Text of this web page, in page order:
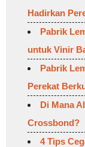
Hadirkan
Pabrik
untuk Vinir
Pabrik
Perekat
Di Mana
Crossbond?
4 Tips